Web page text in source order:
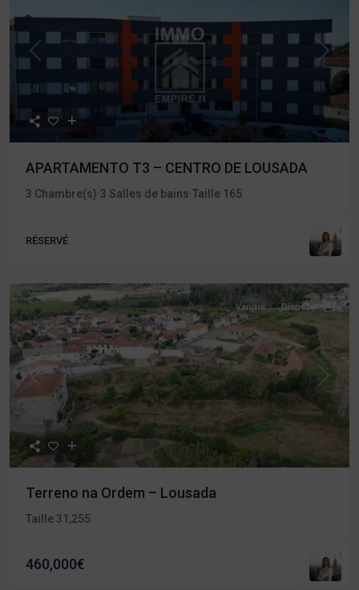
Précédent
APARTAMENTO T3 – CENTRO DE LOUSADA
3 Chambre(s)·3 Salles de bains·Taille 165
RÉSERVÉ
Précédent
Vendre Disponível
Terreno na Ordem – Lousada
Taille 31,255
460,000€